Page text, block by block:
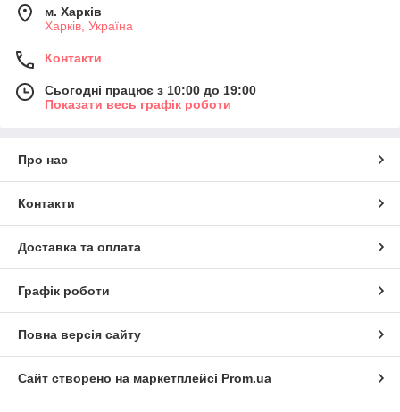
м. Харків
Харків, Україна
Контакти
Сьогодні працює з 10:00 до 19:00
Показати весь графік роботи
Про нас
Контакти
Доставка та оплата
Графік роботи
Повна версія сайту
Сайт створено на маркетплейсі Prom.ua